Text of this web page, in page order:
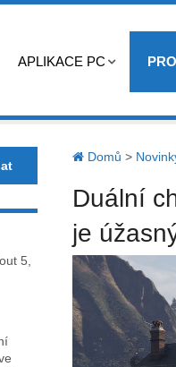
APLIKACE PC
Domů >
Duální
je
5,